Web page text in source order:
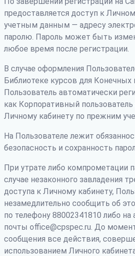
предоставляется доступ к
учетным данным — адресу
паролю. Пароль может быть
любое время после регистрации.
В случае оформления
Библиотеке курсов для Конечных
Пользователь автоматически
как Корпоративный
Личному кабинету по прежним
На Пользователе лежит
безопасность и сохранность
При утрате либо компрометации
случае незаконного завладения
доступа к Личному кабинету,
незамедлительно сообщить об
по телефону 88002341810 либо на
почты office@cpspec.ru. До
сообщения все действия,
использованием Личного